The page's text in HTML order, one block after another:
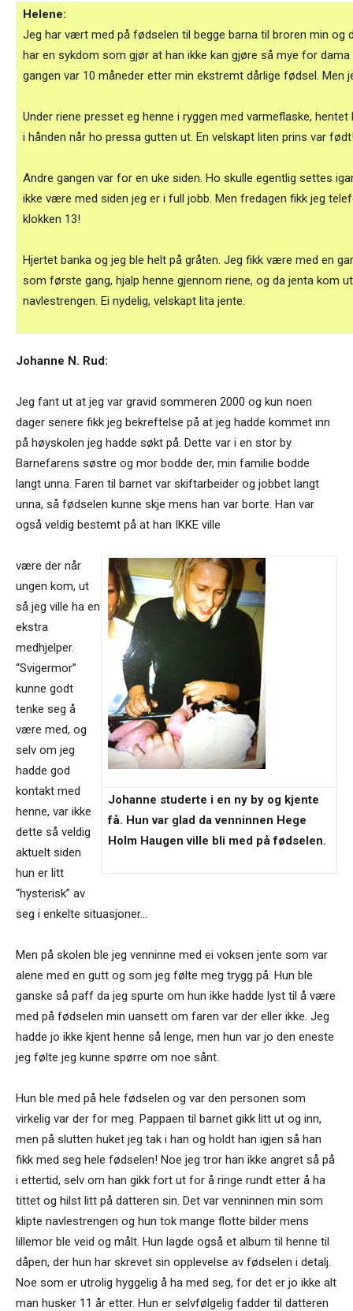
Helene:
Jeg har vært med på fødselen til begge barna til broren min og
har en sykdom som gjør at han ikke kan gjøre så mye for
gangen var 10 måneder etter min ekstremt dårlige fødsel. Men
Under riene presset eg henne i ryggen med varmeflaske,
i hånden når ho pressa gutten ut. En velskapt liten prins var
Andre gangen var for en uke siden. Ho skulle egentlig settes
ikke være med siden jeg er i full jobb. Men fredagen fikk jeg
klokken 13!
Hjertet banka og jeg ble helt på gråten. Jeg fikk være med en
som første gang, hjalp henne gjennom riene, og da jenta kom
navlestrengen. Ei nydelig, velskapt lita jente.
Johanne N. Rud:
Jeg fant ut at jeg var gravid sommeren 2000 og kun noen
dager senere fikk jeg bekreftelse på at jeg hadde kommet inn
på høyskolen jeg hadde søkt på. Dette var i en stor by.
Barnefarens søstre og mor bodde der, min familie bodde
langt unna. Faren til barnet var skiftarbeider og jobbet langt
unna, så fødselen kunne skje mens han var borte. Han var
også veldig bestemt på at han IKKE ville
Johanne studerte i en ny by og kjente
få. Hun var glad da venninnen Hege
Holm Haugen ville bli med på fødselen.
være der når
ungen kom, ut
så jeg ville ha en
ekstra
medhjelper.
“Svigermor”
kunne godt
tenke seg å
være med, og
selv om jeg
hadde god
kontakt med
henne, var ikke
dette så veldig
aktuelt siden
hun er litt
“hysterisk” av
seg i enkelte situasjoner…
Men på skolen ble jeg venninne med ei voksen jente som var
alene med en gutt og som jeg følte meg trygg på. Hun ble
ganske så paff da jeg spurte om hun ikke hadde lyst til å være
med på fødselen min uansett om faren var der eller ikke. Jeg
hadde jo ikke kjent henne så lenge, men hun var jo den eneste
jeg følte jeg kunne spørre om noe sånt.
Hun ble med på hele fødselen og var den personen som
virkelig var der for meg. Pappaen til barnet gikk litt ut og inn,
men på slutten huket jeg tak i han og holdt han igjen så han
fikk med seg hele fødselen! Noe jeg tror han ikke angret så på
i ettertid, selv om han gikk fort ut for å ringe rundt etter å ha
tittet og hilst litt på datteren sin. Det var venninnen min som
klipte navlestrengen og hun tok mange flotte bilder mens
lillemor ble veid og målt. Hun lagde også et album til henne til
dåpen, der hun har skrevet sin opplevelse av fødselen i detalj.
Noe som er utrolig hyggelig å ha med seg, for det er jo ikke alt
man husker 11 år etter. Hun er selvfølgelig fadder til datteren